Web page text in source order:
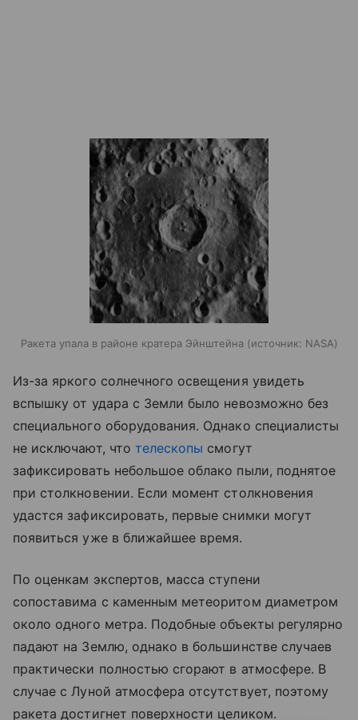
Ракета упала в районе кратера Эйнштейна источник: NASA
Из-за яркого солнечного освещения увидеть
вспышку от удара с Земли было невозможно без
специального оборудования. Однако специалисты
не исключают, что телескопы смогут
зафиксировать небольшое облако пыли, поднятое
при столкновении. Если момент столкновения
удастся зафиксировать, первые снимки могут
появиться уже в ближайшее время.
По оценкам экспертов, масса ступени
сопоставима с каменным метеоритом диаметром
около одного метра. Подобные объекты регулярно
падают на Землю, однако в большинстве случаев
практически полностью сгорают в атмосфере. В
случае с Луной атмосфера отсутствует, поэтому
ракета достигнет поверхности целиком.